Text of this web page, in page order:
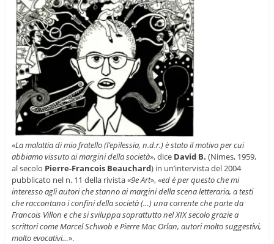
«La malattia di mio fratello (l’epilessia, n.d.r.) è stato il motivo per cui
abbiamo vissuto ai margini della società», dice David B. (Nimes, 1959,
al secolo Pierre-Francois Beauchard) in un’intervista del 2004
pubblicato nel n. 11 della rivista «9e Art», «ed è per questo che mi
interesso agli autori che stanno ai margini della scena letteraria, a testi
che raccontano i confini della società (…) una corrente che parte da
Francois Villon e che si sviluppa soprattutto nel XIX secolo grazie a
scrittori come Marcel Schwob e Pierre Mac Orlan, autori molto suggestivi,
molto evocativi…».